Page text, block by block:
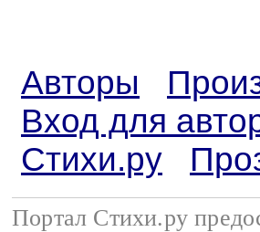
Авторы
Вход для
Стихи.ру
Портал Стихи.ру